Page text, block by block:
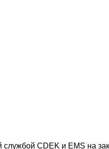
службой CDEK и EMS на